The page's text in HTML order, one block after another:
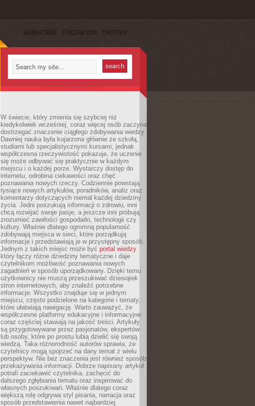
SUBSCRIBE FACEBOOK TWITTER
W świecie, który zmienia się szybciej niż
kiedykolwiek wcześniej, coraz więcej osób zaczyna
dostrzegać znaczenie ciągłego zdobywania wiedzy.
Dawniej nauka była kojarzona głównie ze szkołą,
studiami lub specjalistycznymi kursami, jednak
współczesna rzeczywistość pokazuje, że uczenie
się może odbywać się praktycznie w każdym
miejscu i o każdej porze. Wystarczy dostęp do
internetu, odrobina ciekawości oraz chęć
poznawania nowych rzeczy. Codziennie powstają
tysiące nowych artykułów, poradników, analiz oraz
komentarzy dotyczących niemal każdej dziedziny
życia. Jedni poszukują informacji o zdrowiu, inni
chcą rozwijać swoje pasje, a jeszcze inni próbują
zrozumieć zawiłości gospodarki, technologii czy
kultury. Właśnie dlatego ogromną popularność
zdobywają miejsca w sieci, które porządkują
informacje i przedstawiają je w przystępny sposób.
Jednym z takich miejsc może być portal wiedzy
który łączy różne dziedziny tematyczne i daje
czytelnikom możliwość poznawania nowych
zagadnień w sposób uporządkowany. Dzięki temu
użytkownicy nie muszą przeszukiwać dziesiątek
stron internetowych, aby znaleźć potrzebne
informacje. Wszystko znajduje się w jednym
miejscu, często podzielone na kategorie i tematy,
które ułatwiają nawigację. Warto zauważyć, że
współczesne platformy edukacyjne i informacyjne
coraz częściej stawiają na jakość treści. Artykuły
są przygotowywane przez pasjonatów, ekspertów
lub osoby, które po prostu lubią dzielić się swoją
wiedzą. Taka różnorodność autorów sprawia, że
czytelnicy mogą spojrzeć na dany temat z wielu
perspektyw. Nie bez znaczenia jest również sposób
przekazywania informacji. Dobrze napisany artykuł
potrafi zaciekawić czytelnika, zachęcić do
dalszego zgłębiania tematu oraz inspirować do
własnych poszukiwań. Właśnie dlatego coraz
większą rolę odgrywa styl pisania, narracja oraz
sposób przedstawienia nawet najbardziej